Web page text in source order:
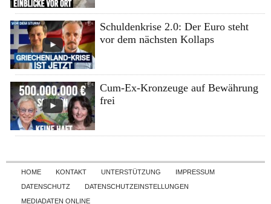
Schuldenkrise 2.0: Der Euro steht
vor dem nächsten Kollaps
Cum-Ex-Kronzeuge auf Bewährung
frei
Skip to content
HOME KONTAKT UNTERSTÜTZUNG
IMPRESSUM
DATENSCHUTZ
DATENSCHUTZEINSTELLUNGEN
MEDIADATEN ONLINE